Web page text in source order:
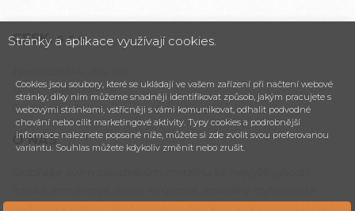
CESK,s.r.o.
Brno - Maloměřice
Česká republika
O NÁS
Stránky a aplikace využívají cookies.
Cookies jsou soubory, které se ukládají ve vašem zařízení při načtení webové
stránky, díky nim můžeme snadněji identifikovat způsob, jakým pracujete s
webovými stránkami, vstřícněji s vámi komunikovat, odhalit podvodné
chování nebo cílit marketingové aktivity. Typy cookies a podrobnější
informace naleznete popsané níže, můžete si zde zvolit svou preferovanou
variantu. Souhlas můžete kdykoliv změnit nebo zrušit.